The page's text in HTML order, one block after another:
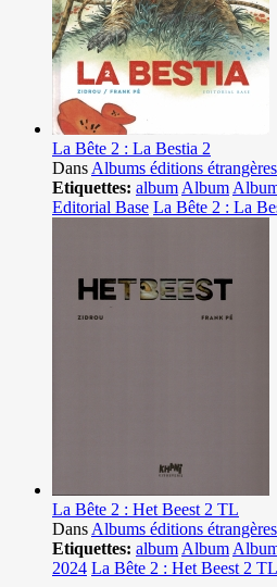
La Bête 2 : La Bestia 2
Dans Albums éditions étrangères
Etiquettes: album Album
Editorial Base La Bête 2 : La
La Bête 2 : Het Beest 2 TL
Dans Albums éditions étrangères
Etiquettes: album Album
2024 La Bête 2 : Het Beest 2 TL